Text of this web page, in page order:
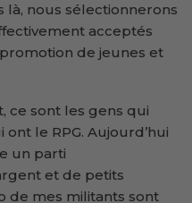
là, nous sélectionnerons
acceptés
de jeunes et
ce sont les gens qui
ont le RPG. Aujourd’hui
un parti
et de petits
de mes militants sont